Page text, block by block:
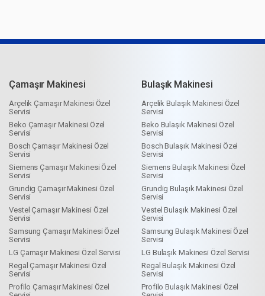
Çamaşır Makinesi
Arçelik Çamaşır Makinesi Özel
Servisi
Beko Çamaşır Makinesi Özel
Servisi
Bosch Çamaşır Makinesi Özel
Servisi
Siemens Çamaşır Makinesi Özel
Servisi
Grundig Çamaşır Makinesi Özel
Servisi
Vestel Çamaşır Makinesi Özel
Servisi
Samsung Çamaşır Makinesi Özel
Servisi
LG Çamaşır Makinesi Özel Servisi
Regal Çamaşır Makinesi Özel
Servisi
Profilo Çamaşır Makinesi Özel
Bulaşık Makinesi
Arçelik Bulaşık Makinesi Özel
Servisi
Beko Bulaşık Makinesi Özel
Servisi
Bosch Bulaşık Makinesi Özel
Servisi
Siemens Bulaşık Makinesi Özel
Servisi
Grundig Bulaşık Makinesi Özel
Servisi
Vestel Bulaşık Makinesi Özel
Servisi
Samsung Bulaşık Makinesi Özel
Servisi
LG Bulaşık Makinesi Özel Servisi
Regal Bulaşık Makinesi Özel
Servisi
Profilo Bulaşık Makinesi Özel